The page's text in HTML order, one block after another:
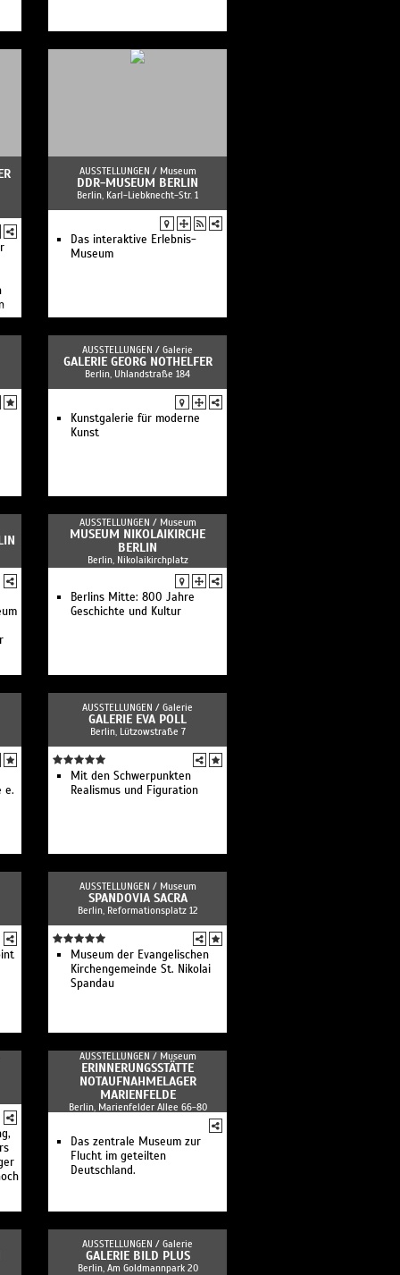
Das Taufbecken von Siena
Kunst des 19. Jahrhunderts
Bode-Museums
Online-Angebote der
zu Berlin
Zurück! Steinzeit. Bronzezeit.
Eisenzeit
Pergamonmuseum. Das
Panorama
AUSSTELLUNGEN / Museum
DDR-MUSEUM BERLIN
Berlin, Karl-Liebknecht-Str. 1
Das interaktive Erlebnis-
Museum
AUSSTELLUNGEN / Galerie
GALERIE GEORG NOTHELFER
Berlin, Uhlandstraße 184
Kunstgalerie für moderne
Kunst
AUSSTELLUNGEN / Museum
MUSEUM NIKOLAIKIRCHE
BERLIN
Berlin, Nikolaikirchplatz
Berlins Mitte: 800 Jahre
Geschichte und Kultur
e.
AUSSTELLUNGEN / Galerie
GALERIE EVA POLL
Berlin, Lützowstraße 7
Mit den Schwerpunkten
Realismus und Figuration
AUSSTELLUNGEN / Museum
SPANDOVIA SACRA
Berlin, Reformationsplatz 12
Museum der Evangelischen
Kirchengemeinde St. Nikolai
Spandau
AUSSTELLUNGEN / Museum
ERINNERUNGSSTÄTTE
NOTAUFNAHMELAGER
MARIENFELDE
Berlin, Marienfelder Allee 66-80
Das zentrale Museum zur
Flucht im geteilten
Deutschland.
AUSSTELLUNGEN / Galerie
GALERIE BILD PLUS
Berlin, Am Goldmannpark 20